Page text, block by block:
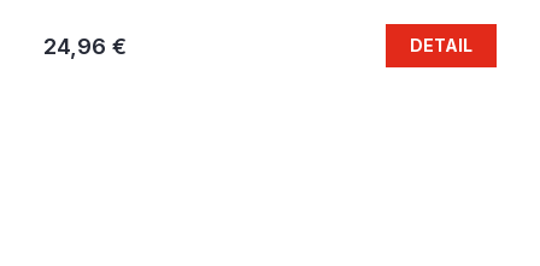
24,96 € DETAIL